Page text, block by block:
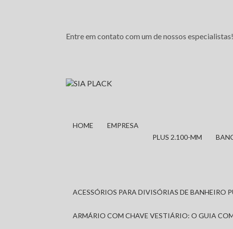
Entre em contato com um de nossos especialistas!
HOME EMPRESA
PLUS 2.100-MM
ACESSÓRIOS PARA DIVISÓRIAS DE BANHEIRO
ARMÁRIO COM CHAVE VESTIÁRIO: O GUIA